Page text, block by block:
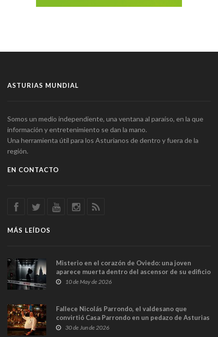
ASTURIAS MUNDIAL
Somos un medio independiente, una ventana al paraíso, en la que
información y entretenimiento se dan la mano.
Una herramienta útil para los Asturianos de dentro y fuera de la
región.
EN CONTACTO
MÁS LEÍDOS
Misterio en el corazón de Oviedo: una joven
aparece muerta dentro del ascensor de su edificio
y las cámaras captan sus últimos minutos
10 de May de 2026
Fallece Nicolás Parrondo, el valdesano que
convirtió Casa Parrondo en un pedazo de Asturias
en Madrid
30 de Jun de 2026